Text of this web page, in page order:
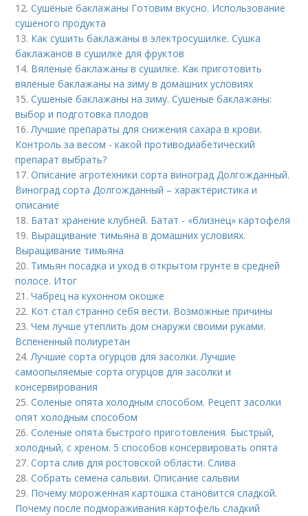
12.Сушёные баклажаны Готовим вкусно. Использование
сушеного продукта
13. Как сушить баклажаны в электросушилке. Сушка
баклажанов в сушилке для фруктов
14. Вяленые баклажаны в сушилке. Как приготовить
вяленые баклажаны на зиму в домашних условиях
15.Сушеные баклажаны на зиму. Сушеные баклажаны:
выбор и подготовка плодов
16.Лучшие препараты для снижения сахара в крови.
Контроль за весом - какой противодиабетический
препарат выбрать?
17.Описание агротехники сорта виноград Долгожданный.
Виноград сорта Долгожданный – характеристика и
описание
18. Батат хранение клубней. Батат - «близнец» картофеля
19. Выращивание тимьяна в домашних условиях.
Выращивание тимьяна
20. Тимьян посадка и уход в открытом грунте в средней
полосе. Итог
21.Чабрец на кухонном окошке
22. Кот стал странно себя вести. Возможные причины
23.Чем лучше утеплить дом снаружи своими руками.
Вспененный полиуретан
24.Лучшие сорта огурцов для засолки. Лучшие
самоопыляемые сорта огурцов для засолки и
консервирования
25.Соленые опята холодным способом. Рецепт засолки
опят холодным способом
26.Соленые опята быстрого приготовления. Быстрый,
холодный, с хреном. 5 способов консервировать опята
27.Сорта слив для ростовской области. Слива
28.Собрать семена сальвии. Описание сальвии
29. Почему мороженная картошка становится сладкой.
Почему после подмораживания картофель сладкий